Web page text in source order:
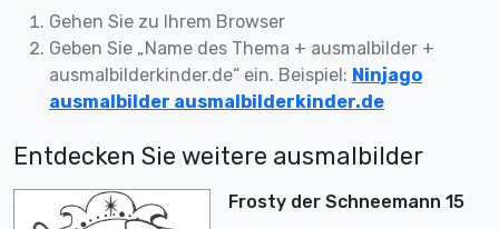
Gehen Sie zu Ihrem Browser
Geben Sie „Name des Thema + ausmalbilder +
ausmalbilderkinder.de“ ein. Beispiel: Ninjago
ausmalbilder ausmalbilderkinder.de
Entdecken Sie weitere ausmalbilder
Frosty der Schneemann 15